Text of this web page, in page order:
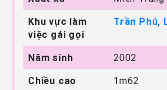
Khu vực làm
việc gái gọi
Trần Phú,
Năm sinh
2002
Chiều cao
1m62